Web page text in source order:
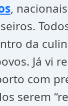
,
da
Já vi
com
serem